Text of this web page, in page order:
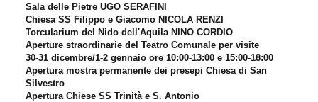
Sala delle Pietre UGO SERAFINI
Chiesa SS Filippo e Giacomo NICOLA RENZI
Torcularium del Nido dell'Aquila NINO CORDIO
Aperture straordinarie del Teatro Comunale per visite
30-31 dicembre/1-2 gennaio ore 10:00-13:00 e 15:00-18:00
Apertura mostra permanente dei presepi Chiesa di San
Silvestro
Apertura Chiese SS Trinità e S. Antonio